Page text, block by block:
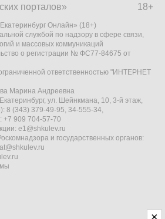
18+
порталов»
Онлайн» (18+)
службой по надзору в сфере связи,
и массовых коммуникаций
о регистрации № ФС77-84675 от
ответственностью "ИНТЕРНЕТ
Марина Андреевна
ул. Шейнкмана, 10, 3-й этаж,
8 (343) 379-49-95, 34-555-34,
+7 909 704-57-70
e1@shkulev.ru
и государственных органов: